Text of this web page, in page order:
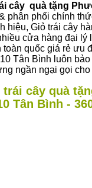
cây quà tặng
phân phối chính
hiệu, Giỏ trái cây
cửa hàng đại lý
toàn quốc giá rẻ ưu
Tân Bình luôn bảo
ngần ngại gọi cho
trái cây quà
Tân Bình -